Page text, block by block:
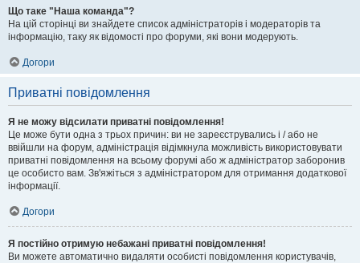
Що таке "Наша команда"?
На цій сторінці ви знайдете список адміністраторів і модераторів та
інформацію, таку як відомості про форуми, які вони модерують.
Догори
Приватні повідомлення
Я не можу відсилати приватні повідомлення!
Це може бути одна з трьох причин: ви не зареєструвались і / або не
ввійшли на форум, адміністрація відімкнула можливість використовувати
приватні повідомлення на всьому форумі або ж адміністратор заборонив
це особисто вам. Зв'яжіться з адміністратором для отримання додаткової
інформації.
Догори
Я постійно отримую небажані приватні повідомлення!
Ви можете автоматично видаляти особисті повідомлення користувачів,